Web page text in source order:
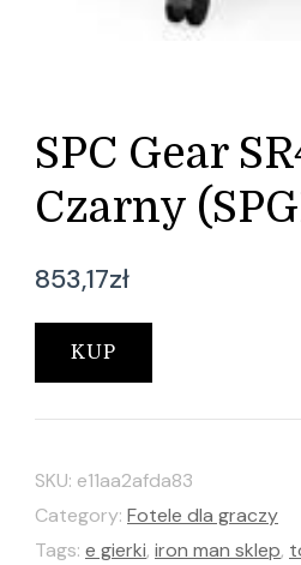
SPC Gear
Czarny
853,17zł
KUP
SKU: e11aa2afda83
Category: Fotele dla graczy
Tags: e gierki, iron man sklep,